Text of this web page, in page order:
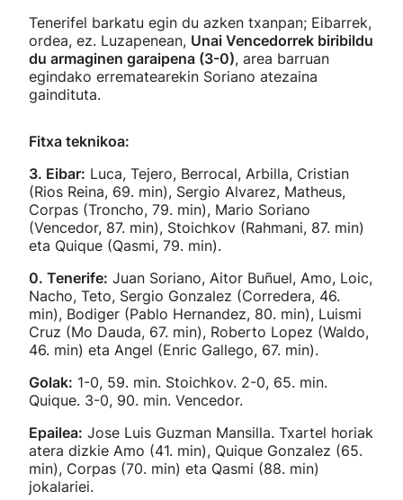
Tenerifel barkatu egin du azken txanpan; Eibarrek,
ordea, ez. Luzapenean, Unai Vencedorrek biribildu
du armaginen garaipena (3-0), area barruan
egindako errematearekin Soriano atezaina
gaindituta.
Fitxa teknikoa:
3. Eibar: Luca, Tejero, Berrocal, Arbilla, Cristian
(Rios Reina, 69. min), Sergio Alvarez, Matheus,
Corpas (Troncho, 79. min), Mario Soriano
(Vencedor, 87. min), Stoichkov (Rahmani, 87. min)
eta Quique (Qasmi, 79. min).
0. Tenerife: Juan Soriano, Aitor Buñuel, Amo, Loic,
Nacho, Teto, Sergio Gonzalez (Corredera, 46.
min), Bodiger (Pablo Hernandez, 80. min), Luismi
Cruz (Mo Dauda, 67. min), Roberto Lopez (Waldo,
46. min) eta Angel (Enric Gallego, 67. min).
Golak: 1-0, 59. min. Stoichkov. 2-0, 65. min.
Quique. 3-0, 90. min. Vencedor.
Epailea: Jose Luis Guzman Mansilla. Txartel horiak
atera dizkie Amo (41. min), Quique Gonzalez (65.
min), Corpas (70. min) eta Qasmi (88. min)
jokalariei.